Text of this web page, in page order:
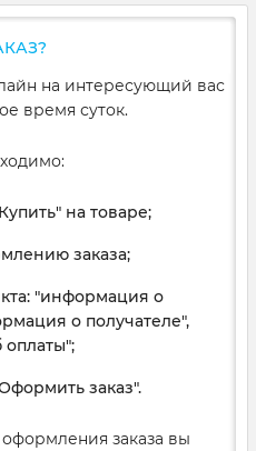
на интересующий вас
время суток.
на товаре;
заказа;
"информация о
о получателе",
оплаты";
заказ".
заказа вы